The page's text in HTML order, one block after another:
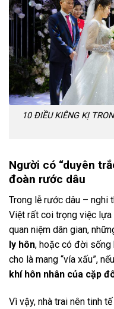
10 ĐIỀU KIÊNG KỊ
Người có “duyên
đoàn rước dâu
Trong lễ rước dâu –
Việt rất coi trọng việc lựa
quan niệm dân gian,
ly hôn, hoặc có đời sống
cho là mang “vía xấu”,
khí hôn nhân của cặp
Vì vậy, nhà trai nên tinh